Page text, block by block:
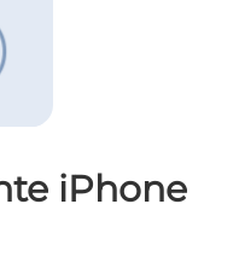
iPhone